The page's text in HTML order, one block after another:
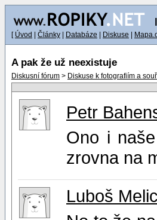
[ Úvod Články Databáze Diskuse
A pak že už neexistuje
Diskusní fórum > Diskuse k fotografiím a
Petr
Ono i
zrovna na
Luboš